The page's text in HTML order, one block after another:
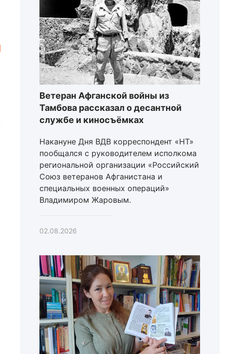
Ветеран Афганской войны из
Тамбова рассказал о десантной
службе и киносъёмках
Накануне Дня ВДВ корреспондент «НТ»
пообщался с руководителем исполкома
региональной организации «Российский
Союз ветеранов Афганистана и
специальных военных операций»
Владимиром Жаровым.
02.08.2026